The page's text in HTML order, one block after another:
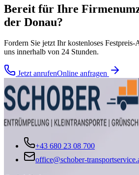
Bereit für Ihre
der Donau?
Fordern Sie jetzt Ihr kostenloses
uns innerhalb von 24 Stunden.
Jetzt anrufenOnline anfragen
+43 680 23 08 700
office@schober-